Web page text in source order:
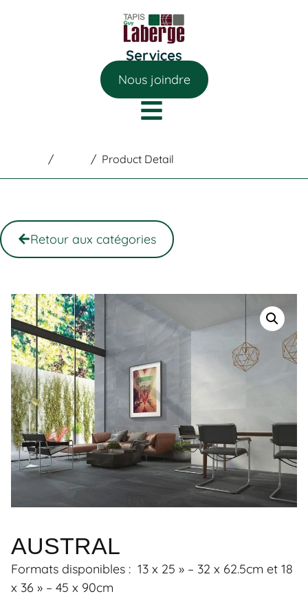
Nous joindre
/ / Product Detail
Retour aux catégories
AUSTRAL
Formats disponibles : 13 x 25 » – 32 x 62.5cm et 18
x 36 » – 45 x 90cm